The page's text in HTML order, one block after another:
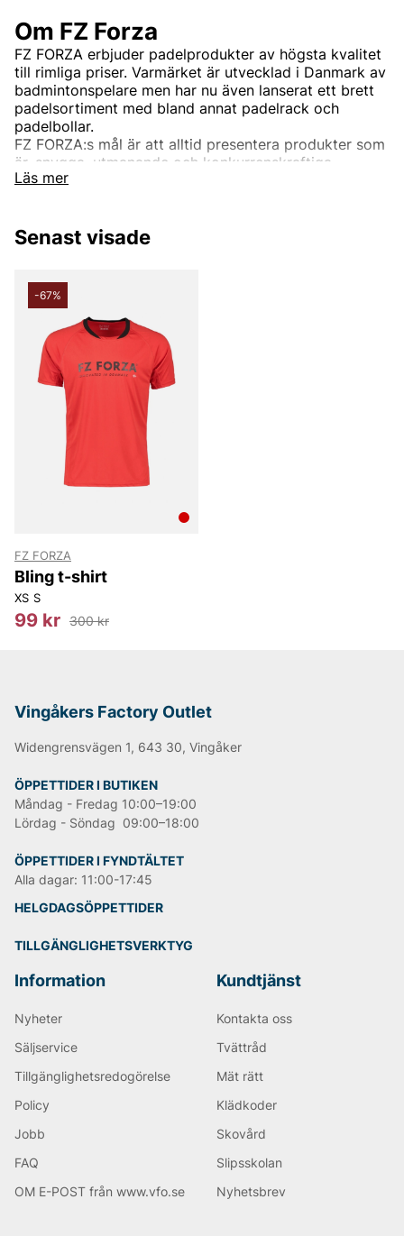
Läs mer
Om FZ Forza
FZ FORZA erbjuder padelprodukter av högsta kvalitet
till rimliga priser. Varmärket är utvecklad i Danmark av
badmintonspelare men har nu även lanserat ett brett
padelsortiment med bland annat padelrack och
padelbollar.
FZ FORZA:s mål är att alltid presentera produkter som
är, snygga, utmanande och konkurrenskraftiga.
NN07
Björn Borg
Oscar Jacobson
Senast visade
-67%
FZ FORZA
Bling t-shirt
XS S
99 kr 300 kr
Vingåkers Factory Outlet
Widengrensvägen 1, 643 30, Vingåker
ÖPPETTIDER I BUTIKEN
Måndag - Fredag 10:00–19:00
Lördag - Söndag 09:00–18:00
ÖPPETTIDER I FYNDTÄLTET
Alla dagar: 11:00-17:45
HELGDAGSÖPPETTIDER
TILLGÄNGLIGHETSVERKTYG
Information
Nyheter
Säljservice
Tillgänglighetsredogörelse
Policy
Jobb
FAQ
OM E-POST från www.vfo.se
Kundtjänst
Kontakta oss
Tvättråd
Mät rätt
Klädkoder
Skovård
Slipsskolan
Nyhetsbrev